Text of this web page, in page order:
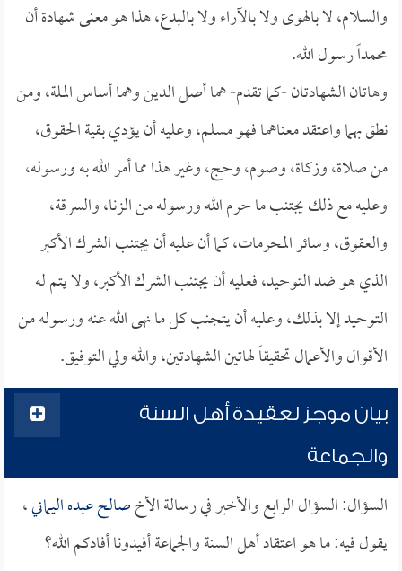
والسلام، لا بالهوى ولا بالآراء ولا بالبدع، هذا هو معنى شهادة أن
محمداً رسول الله.
وهاتان الشهادتان -كما تقدم- هما أصل الدين وهما أساس الملة، ومن
نطق بهما واعتقد معناهما فهو مسلم، وعليه أن يؤدي بقية الحقوق،
من صلاة، وزكاة، وصوم، وحج، وغير هذا مما أمر الله به ورسوله،
وعليه مع ذلك يجتنب ما حرم الله ورسوله من الزنا، والسرقة،
والعقوق، وسائر المحرمات، كما أن عليه أن يجتنب الشرك الأكبر
الذي هو ضد التوحيد، فعليه أن يجتنب الشرك الأكبر، ولا يتم له
التوحيد إلا بذلك، وعليه أن يتجنب كل ما نهى الله عنه ورسوله من
الأقوال والأعمال تحقيقاً لهاتين الشهادتين، والله ولي التوفيق.
بيان موجز لعقيدة أهل السنة
والجماعة
السؤال: السؤال الرابع والأخير في رسالة الأخصالح عبده اليماني،
يقول فيه: ما هو اعتقاد أهل السنة والجماعة أفيدونا أفادكم الله؟